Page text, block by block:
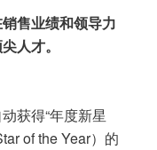
售业绩和领导力
人才。
获得“年度新星
of the Year）的